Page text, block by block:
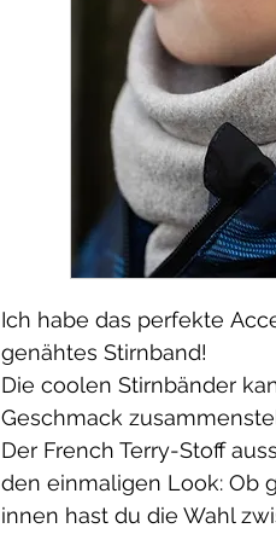
Ich habe das perfekte
genähtes Stirnband!
Die coolen Stirnbänder
Geschmack
Der French Terry-Stoff
den einmaligen Look: Ob
innen hast du die Wahl